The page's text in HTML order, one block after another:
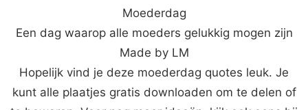
Moederdag
Een dag waarop alle moeders gelukkig mogen zijn
Made by LM
Hopelijk vind je deze moederdag quotes leuk. Je
kunt alle plaatjes gratis downloaden om te delen of